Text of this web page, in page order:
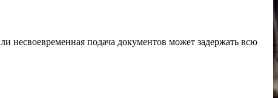
несвоевременная подача документов может задержать всю